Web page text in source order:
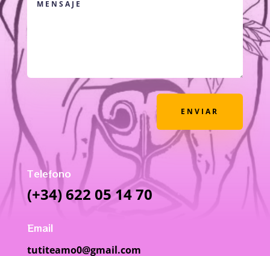
ENVIAR
Telefono
(+34) 622 05 14 70
Email
tutiteamo0@gmail.com